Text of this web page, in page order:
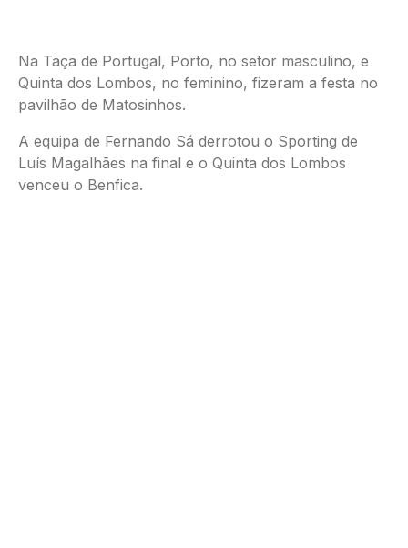
Na Taça de Portugal, Porto, no setor masculino, e
Quinta dos Lombos, no feminino, fizeram a festa no
pavilhão de Matosinhos.
A equipa de Fernando Sá derrotou o Sporting de
Luís Magalhães na final e o Quinta dos Lombos
venceu o Benfica.